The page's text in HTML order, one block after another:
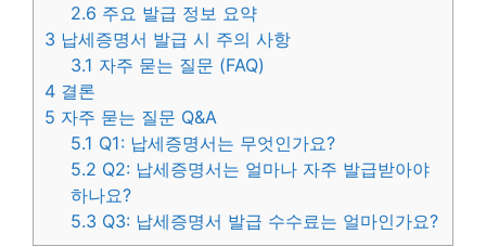
2.6 주요 발급 정보 요약
3 납세증명서 발급 시 주의 사항
3.1 자주 묻는 질문 (FAQ)
4 결론
5 자주 묻는 질문 Q&A
5.1 Q1: 납세증명서는 무엇인가요?
5.2 Q2: 납세증명서는 얼마나 자주 발급받아야
하나요?
5.3 Q3: 납세증명서 발급 수수료는 얼마인가요?